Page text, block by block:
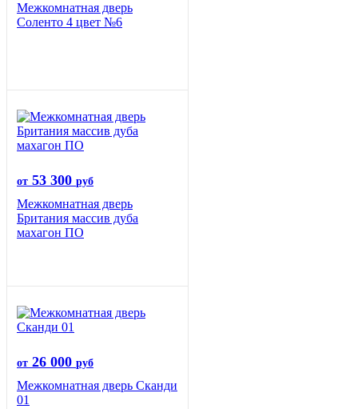
Межкомнатная дверь
Соленто 4 цвет №6
от 53 300 руб
Межкомнатная дверь
Британия массив дуба
махагон ПО
от 26 000 руб
Межкомнатная дверь Сканди
01